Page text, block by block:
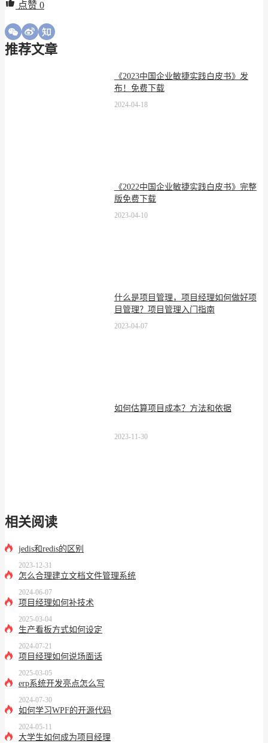
点赞 0
推荐文章
《2023中国企业敏捷实践白皮书》发
布！免费下载
2024-04-18
《2022中国企业敏捷实践白皮书》完整
版免费下载
2023-04-10
什么是项目管理，项目经理如何做好项
目管理？项目管理入门指南
2023-04-07
如何估算项目成本？方法和依据
2023-11-30
相关阅读
jedis和redis的区别
2023-12-31
怎么合理建立文档文件管理系统
2024-06-07
项目经理如何补技术
2025-03-04
生产看板方式如何设定
2024-07-21
项目经理如何说场面话
2025-03-05
erp系统开发亮点怎么写
2024-07-30
如何学习WPF的开源代码
2024-05-11
大学生如何成为项目经理